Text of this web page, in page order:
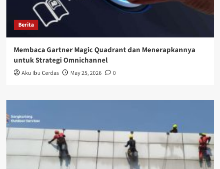
Berita
Membaca Gartner Magic Quadrant dan Menerapkannya
untuk Strategi Omnichannel
Aku Ibu Cerdas May 25, 2026 0